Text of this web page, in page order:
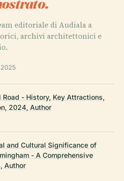
editoriale di Audiala a
archivi architettonici e
Road - History, Key Attractions,
2024, Author
and Cultural Significance of
- A Comprehensive
Author